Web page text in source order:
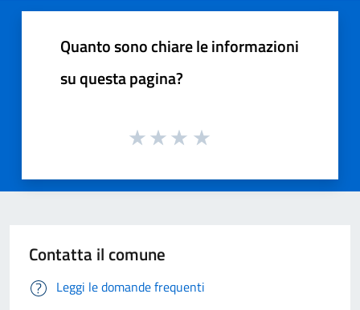
Quanto sono chiare le informazioni
su questa pagina?
Contatta il comune
Leggi le domande frequenti